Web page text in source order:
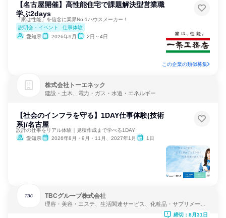
【名古屋開催】高性能住宅で課題解決型営業職
学ぶ2days
「家は性能」を信念に業界No.1ハウスメーカー！
説明会・イベント
仕事体験
愛知県
2026年9月 2日～4日
この企業の類似募集
株式会社トーエネック
建設・土木、電力・ガス・水道・エネルギー
【社会のインフラを守る】1DAY仕事体験(技術
系)/名古屋
設計の仕事をリアル体験｜見積作成まで学べる1DAY
愛知県
2026年8月・9月・11月、2027年1月 1日
TBCグループ株式会社
理容・美容・エステ、生活関連サービス、化粧品・サプリメーカ
締切：8月31日